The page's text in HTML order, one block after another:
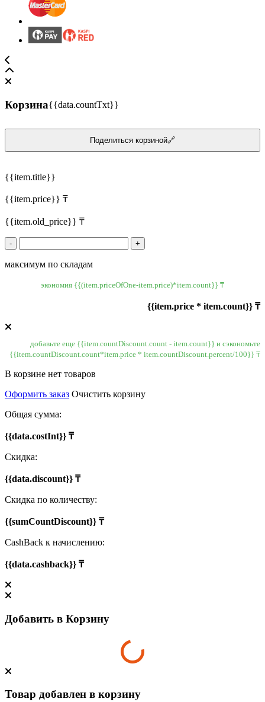
Корзина{{data.countTxt}}
Поделиться корзиной🔗
{{item.title}}
{{item.price}} ₸
{{item.old_price}} ₸
- +
максимум по складам
экономия {{(item.priceOfOne-item.price)*item.count}} ₸
{{item.price * item.count}} ₸
добавьте еще {{item.countDiscount.count - item.count}} и сэкономьте
{{item.countDiscount.count*item.price * item.countDiscount.percent/100}} ₸
В корзине нет товаров
Оформить заказ Очистить корзину
Общая сумма:
{{data.costInt}} ₸
Скидка:
{{data.discount}} ₸
Скидка по количеству:
{{sumCountDiscount}} ₸
CashBack к начислению:
{{data.cashback}} ₸
Добавить в Корзину
Товар добавлен в корзину